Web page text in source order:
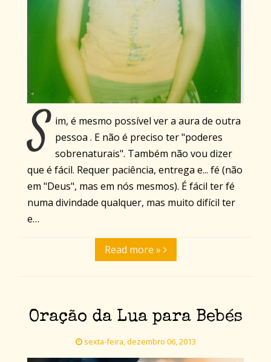
S im, é mesmo possível ver a aura de outra
pessoa . E não é preciso ter "poderes
sobrenaturais". Também não vou dizer
que é fácil. Requer paciência, entrega e... fé (não
em "Deus", mas em nós mesmos). É fácil ter fé
numa divindade qualquer, mas muito difícil ter
e…
Read more »
Oração da Lua para Bebés
sexta-feira, dezembro 06, 2013